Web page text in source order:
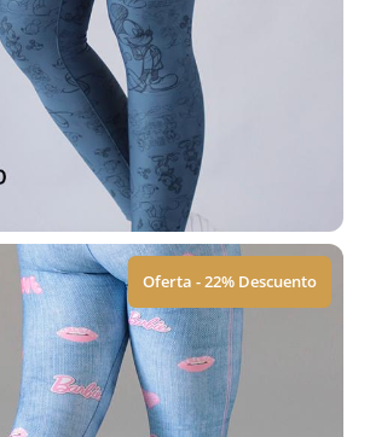
Leggings | Push Up
579.00 $ 449.00
Ver Tallas
Oferta - 22% Descuento